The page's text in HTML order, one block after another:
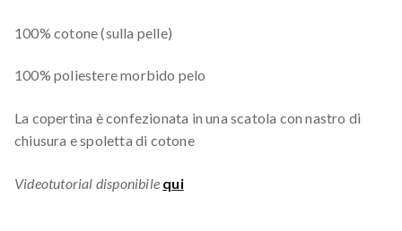
100% cotone (sulla pelle)
100% poliestere morbido pelo
La copertina è confezionata in una scatola con nastro di
chiusura e spoletta di cotone
Videotutorial disponibile qui